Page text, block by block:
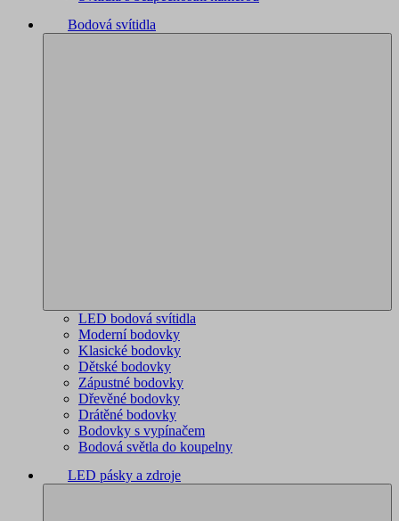
Bodová svítidla
LED bodová svítidla
Moderní bodovky
Klasické bodovky
Dětské bodovky
Zápustné bodovky
Dřevěné bodovky
Drátěné bodovky
Bodovky s vypínačem
Bodová světla do koupelny
LED pásky a zdroje